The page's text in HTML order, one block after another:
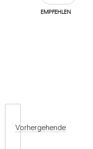
Vorhergehende
EMPFEHLEN